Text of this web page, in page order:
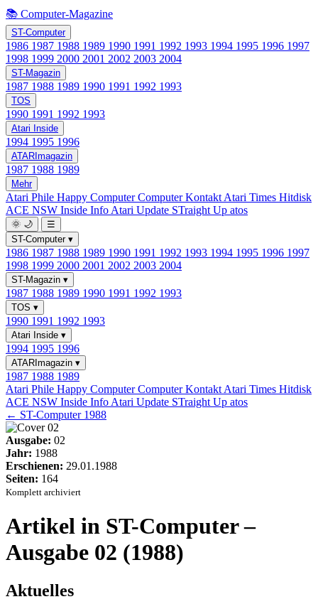
📚 Computer-Magazine
ST-Computer
1986 1987 1988 1989 1990 1991 1992 1993 1994 1995 1996 1997
1998 1999 2000 2001 2002 2003 2004
ST-Magazin
1987 1988 1989 1990 1991 1992 1993
TOS
1990 1991 1992 1993
Atari Inside
1994 1995 1996
ATARImagazin
1987 1988 1989
Mehr
Atari Phile Happy ComputerComputer Kontakt Atari Times Hitdisk
ACE NSW Inside Info Atari Update STraight Up atos
🌞 🌙
☰
ST-Computer ▾
1986 1987 1988 1989 1990 1991 1992 1993 1994 1995 1996 1997
1998 1999 2000 2001 2002 2003 2004
ST-Magazin ▾
1987 1988 1989 1990 1991 1992 1993
TOS ▾
1990 1991 1992 1993
Atari Inside ▾
1994 1995 1996
ATARImagazin ▾
1987 1988 1989
Atari Phile Happy ComputerComputer Kontakt Atari Times Hitdisk
ACE NSW Inside Info Atari Update STraight Up atos
← ST-Computer 1988
Ausgabe: 02
Jahr: 1988
Erschienen: 29.01.1988
Seiten: 164
Komplett archiviert
Artikel in ST-Computer –
Ausgabe 02 (1988)
Aktuelles